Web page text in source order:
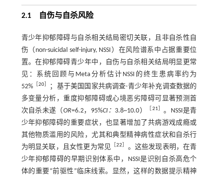
2.1 自伤与自杀风险
青少年抑郁障碍与自杀相关结局密切关联，且非自杀性自
伤（non-suicidal self-injury, NSSI）在风险谱系中占据重要位
置。在抑郁障碍青少年中，自伤与自杀相关结局明显更常
见：系统回顾与Meta分析估计NSSI的终生患病率约为
52%
20］
；基于美国国家共病调查-青少年补充调查数据的
多变量分析，重度抑郁障碍或心境恶劣障碍可显著预测首
次自杀未遂（ OR=6.2，95%CI： 3.8~10.0） 21
。NSSI是青
少年抑郁障碍的重要症状，也显著增加了共病游戏成瘾或
其他物质滥用的风险，尤其和典型精神病性症状和自杀行
为明显关联，且女性更为常见 ［22
。这些发现表明，在青
少年抑郁障碍的早期识别体系中，NSSI是识别自杀高危个
体的重要“前驱性”临床线索。显然，这样的数据提示精神